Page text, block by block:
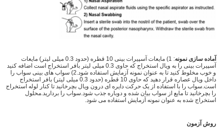
آماده سازی نمونه
: 1) مایعات آسپیرات بینی 10 قطره (حدود 0.3 میلی لیتر) مایعات
آسپیرات بینی را به ویال استخراج که حاوی 0.3 میلی لیتر بافر استخراج است اضافه کنید
و خوب مخلوط کنید تا به عنوان نمونه آزمایش استفاده شود.2) سواب های بینی سواب را
داخل ویال عصاره قرار دهید که حاوی 10 قطره (حدود 0.3 میلی لیتر) بافر استخراج
است.سواب را با استفاده از یک حرکت دایره ای درون ویال بچرخانید تا کنار لوله استخراج
را بچرخانید تا مایع از سواب بیان شده و دوباره جذب شود.سواب را بردارید.محلول
استخراج شده به عنوان نمونه آزمایش استفاده می شود.
روش آزمون